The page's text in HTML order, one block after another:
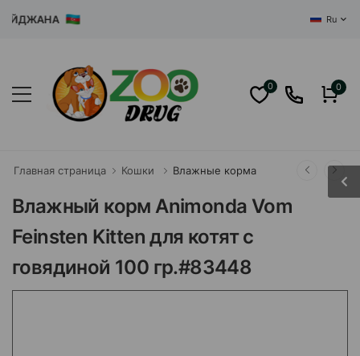
Ru
0 0
Главная страница Кошки Влажные корма
Влажный корм Animonda Vom
Feinsten Kitten для котят с
говядиной 100 гр.#83448